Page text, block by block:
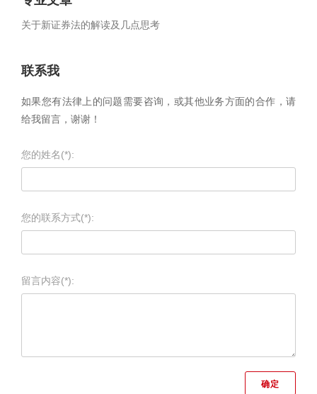
关于新证券法的解读及几点思考
联系我
如果您有法律上的问题需要咨询，或其他业务方面的合作，请
给我留言，谢谢！
您的姓名(*):
您的联系方式(*):
留言内容(*):